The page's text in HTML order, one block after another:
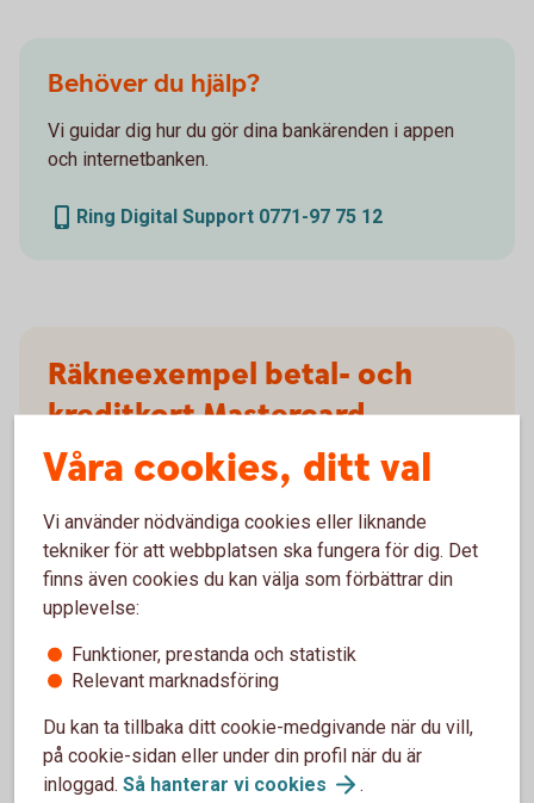
Behöver du hjälp?
Vi guidar dig hur du gör dina bankärenden i appen
och internetbanken.
Ring Digital Support 0771-97 75 12
Räkneexempel betal- och
kreditkort Mastercard
Ränteinformation: Effektiv ränta 13,50 % vid
utnyttjad kredit på 20 000 kr återbetalt under 1 år
(2025-10-01).
Räkneexempel
rörlig. Årsavgift 195 kr.
Utnyttjad kredit på 20 000 kr: effektiv ränta är för
det sammanlagda belopp som ska betalas är 21
382 kr (Nyckelkund: 21 187 kr*).
I ovan exempel återbetalas krediten med
Våra cookies, ditt val
Vi använder nödvändiga cookies eller liknande
tekniker för att webbplatsen ska fungera för dig. Det
finns även cookies du kan välja som förbättrar din
upplevelse:
Funktioner, prestanda och statistik
Relevant marknadsföring
Du kan ta tillbaka ditt cookie-medgivande när du vill,
på cookie-sidan eller under din profil när du är
inloggad. Så hanterar vi cookies .